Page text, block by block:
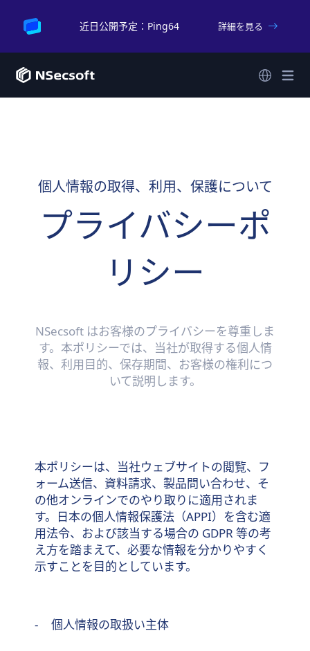
近日公開予定：Ping64 詳細を見る
個人情報の取得、利用、保護について
プライバシーポ
リシー
NSecsoft はお客様のプライバシーを尊重しま
す。本ポリシーでは、当社が取得する個人情
報、利用目的、保存期間、お客様の権利につ
いて説明します。
本ポリシーは、当社ウェブサイトの閲覧、フ
ォーム送信、資料請求、製品問い合わせ、そ
の他オンラインでのやり取りに適用されま
す。日本の個人情報保護法（APPI）を含む適
用法令、および該当する場合の GDPR 等の考
え方を踏まえて、必要な情報を分かりやすく
示すことを目的としています。
- 個人情報の取扱い主体